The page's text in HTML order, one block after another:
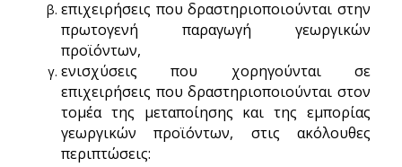
επιχειρήσεις που δραστηριοποιούνται στην
πρωτογενή παραγωγή γεωργικών
προϊόντων,
ενισχύσεις που χορηγούνται σε
επιχειρήσεις που δραστηριοποιούνται στον
τομέα της μεταποίησης και της εμπορίας
γεωργικών προϊόντων, στις ακόλουθες
περιπτώσεις: